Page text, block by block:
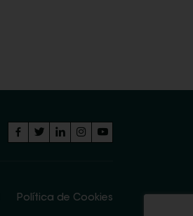
Política de Cookies